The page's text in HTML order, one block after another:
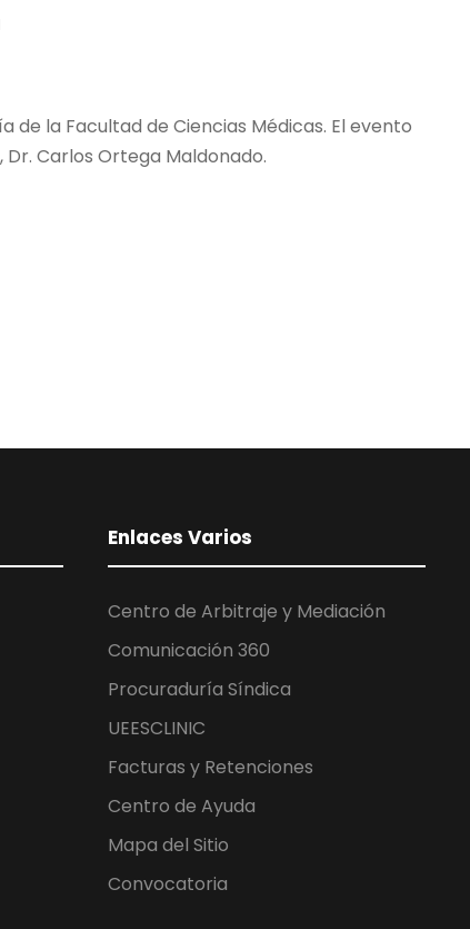
de la Facultad de Ciencias Médicas. El evento
Dr. Carlos Ortega Maldonado.
Enlaces Varios
Centro de Arbitraje y Mediación
Comunicación 360
Procuraduría Síndica
UEESCLINIC
Facturas y Retenciones
Centro de Ayuda
Mapa del Sitio
Convocatoria